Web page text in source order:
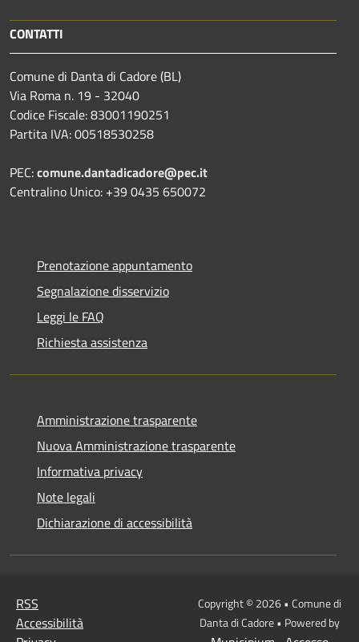
CONTATTI
Comune di Danta di Cadore (BL)
Via Roma n. 19 - 32040
Codice Fiscale: 83001190251
Partita IVA: 00518530258
PEC:comune.dantadicadore@pec.it
Centralino Unico: +39 0435 650072
Prenotazione appuntamento
Segnalazione disservizio
Leggi le FAQ
Richiesta assistenza
Amministrazione trasparente
Nuova Amministrazione trasparente
Informativa privacy
Note legali
Dichiarazione di accessibilità
RSS
Accessibilità
Copyright © 2026 • Comune di
Danta di Cadore • Powered by